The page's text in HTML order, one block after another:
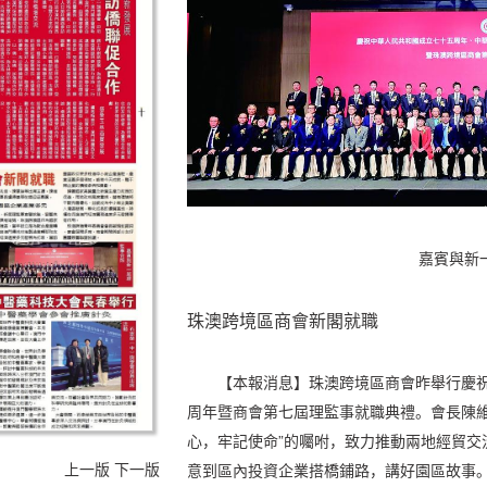
上一版 下一版
嘉賓與新
珠澳跨境區商會新閣就職
【本報消息】珠澳跨境區商會昨舉行
周年暨商會第七屆理監事就職典禮。會長陳
心，牢記使命”的囑咐，致力推動兩地經貿
意到區內投資企業搭橋鋪路，講好園區故事